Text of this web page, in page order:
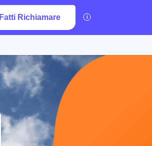
Fatti Richiamare